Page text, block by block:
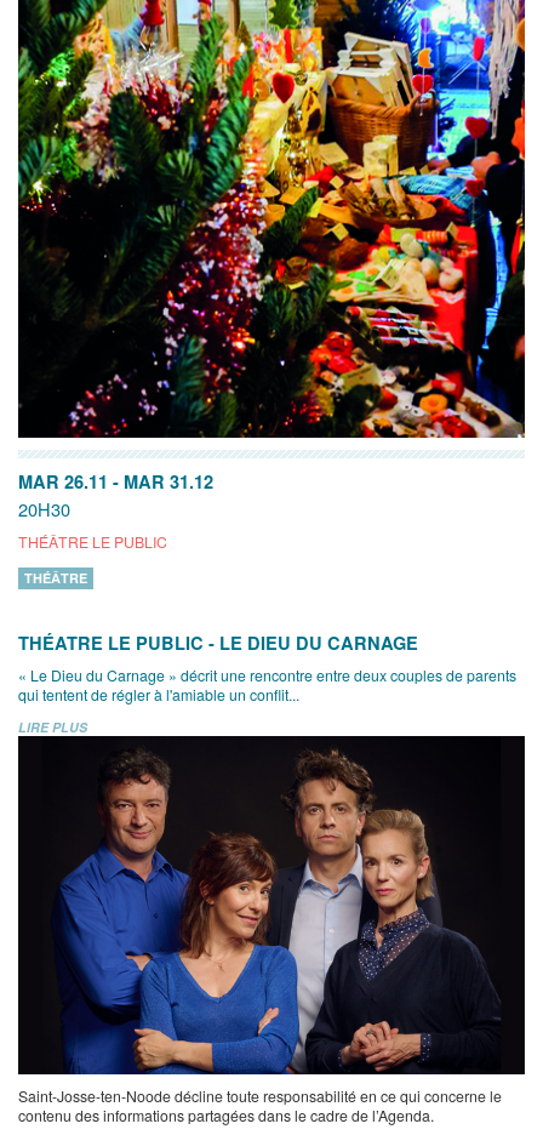
MAR 26.11 - MAR 31.12
20H30
THÉÂTRE LE PUBLIC
THÉÂTRE
THÉATRE LE PUBLIC - LE DIEU DU CARNAGE
« Le Dieu du Carnage » décrit une rencontre entre deux couples de parents
qui tentent de régler à l'amiable un conflit...
LIRE PLUS
Saint-Josse-ten-Noode décline toute responsabilité en ce qui concerne le
contenu des informations partagées dans le cadre de l’Agenda.